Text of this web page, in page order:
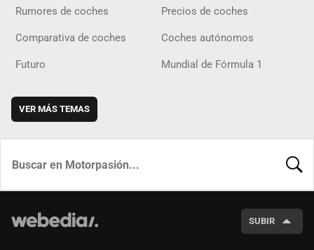
Rumores de coches Precios de coches
Comparativa de coches Coches autónomos
Futuro Mundial de Fórmula 1
VER MÁS TEMAS
SUBIR